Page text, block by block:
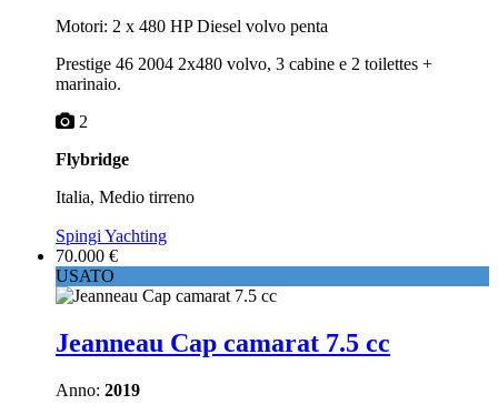
Motori: 2 x 480 HP Diesel volvo penta
Prestige 46 2004 2x480 volvo, 3 cabine e 2 toilettes +
marinaio.
2
Flybridge
Italia, Medio tirreno
Spingi Yachting
70.000 €
USATO
Jeanneau Cap camarat 7.5 cc
Anno: 2019